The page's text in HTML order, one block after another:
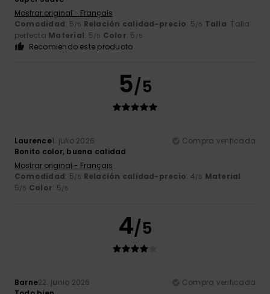
Mostrar original - Français
Comodidad: 5/5 Relación calidad-precio: 5/5 Talla: Talla
perfecta Material: 5/5 Color: 5 /5
Recomiendo este producto
5/5
Laurence1. julio 2026
Compra verificada
Bonito color, buena calidad
Mostrar original - Français
Comodidad: 5/5 Relación calidad-precio: 4/5 Material:
5/5 Color: 5/5
4/5
Barne22. junio 2026
Compra verificada